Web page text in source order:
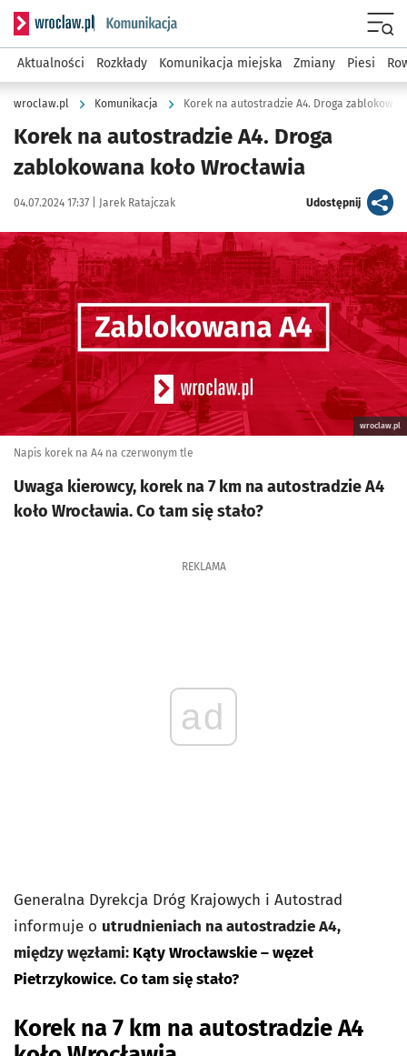
Serwis informacyjny wroclaw.pl podserwis: Komunikacja
Aktualności Rozkłady Komunikacja miejska Zmiany Piesi
wroclaw.pl Komunikacja Korek na autostradzie A4. Droga
Korek na autostradzie A4. Droga
zablokowana koło Wrocławia
Data publikacji:
04.07.2024 17:37 | Autor:
Jarek Ratajczak Udostępnijartykuł
Kliknij, aby powiększyć
wroclaw.pl
Napis korek na A4 na czerwonym tle
Uwaga kierowcy, korek na 7 km na autostradzie A4
koło Wrocławia. Co tam się stało?
REKLAMA
ad
Generalna Dyrekcja Dróg Krajowych i Autostrad
informuje o utrudnieniach na autostradzie A4,
między węzłami: Kąty Wrocławskie – węzeł
Pietrzykowice. Co tam się stało?
Korek na 7 km na autostradzie A4